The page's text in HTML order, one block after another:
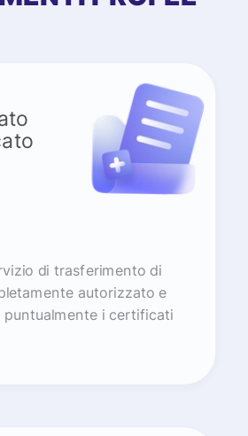
di trasferimento di
autorizzato e
puntualmente i certificati